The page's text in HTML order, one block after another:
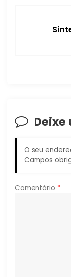
o
d
P
O seu
Campos
Comentário *